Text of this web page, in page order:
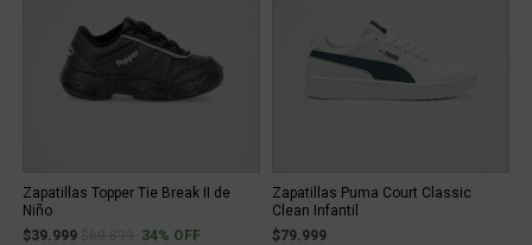
Zapatillas Topper Tie Break II de
Niño
$39.999
Price reduced from
to34% OFF
Zapatillas Puma Court Classic
Clean Infantil
$79.999